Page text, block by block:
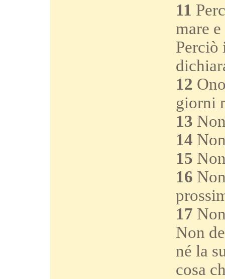
11
mare
Perciò
12
giorni
13
14
15
16
17
Non
né la
cosa